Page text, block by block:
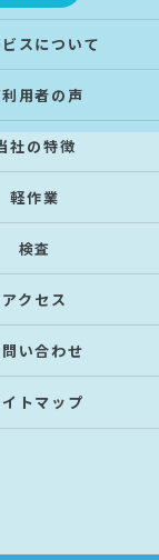
スについて
利用者の声
社の特徴
軽作業
検査
アクセス
い合わせ
トマップ